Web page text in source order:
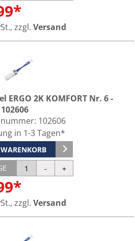
zzgl. Versand
2K KOMFORT Nr. 6 -
102606
102606
in 1-3 Tagen*
zzgl. Versand